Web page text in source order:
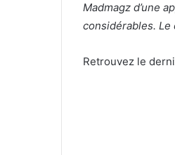
Madmagz d’une
considérables.
Retrouvez le